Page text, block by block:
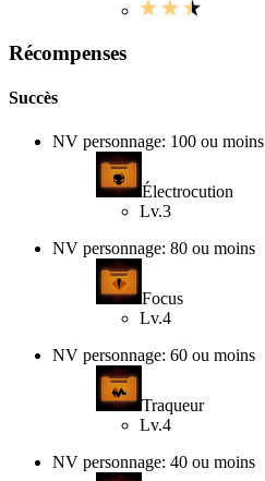
Récompenses
Succès
NV personnage: 100 ou moins
Électrocution
Lv.3
NV personnage: 80 ou moins
Focus
Lv.4
NV personnage: 60 ou moins
Traqueur
Lv.4
NV personnage: 40 ou moins